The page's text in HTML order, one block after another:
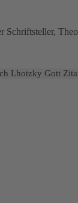
Lhotzky Gott